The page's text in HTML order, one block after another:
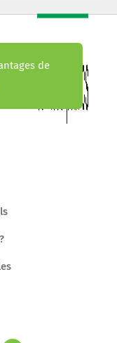
de